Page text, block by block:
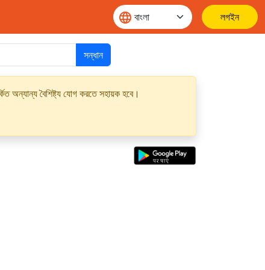
লগইন
সন্ধান
অন্যান্য বৈশিষ্ট্য যোগ করতে সহায়ক হবে।